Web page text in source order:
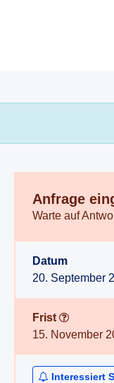
Anfrage
Warte auf
Datum
20. September
Frist
15. November
Interessiert